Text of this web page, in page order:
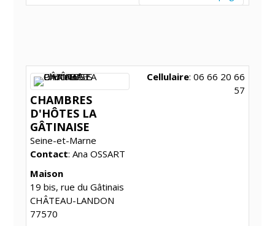
CHAMBRES
D'HÔTES LA
GÂTINAISE
Seine-et-Marne
Contact: Ana OSSART
Maison
19 bis, rue du Gâtinais
CHÂTEAU-LANDON
77570
Cellulaire: 06 66 20 66
57